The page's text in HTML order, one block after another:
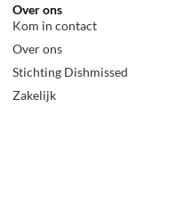
Over ons
Kom in contact
Over ons
Stichting Dishmissed
Zakelijk